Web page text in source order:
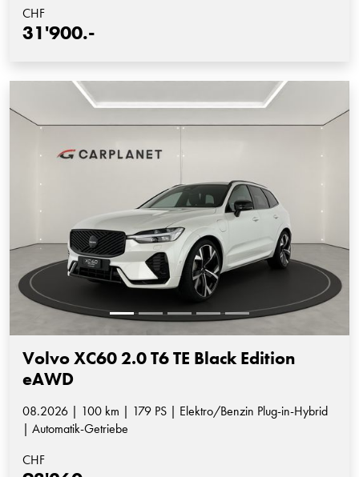
CHF
31'900.-
Volvo XC60 2.0 T6 TE Black Edition
eAWD
08.2026 | 100 km | 179 PS | Elektro/Benzin Plug-in-Hybrid
| Automatik-Getriebe
CHF